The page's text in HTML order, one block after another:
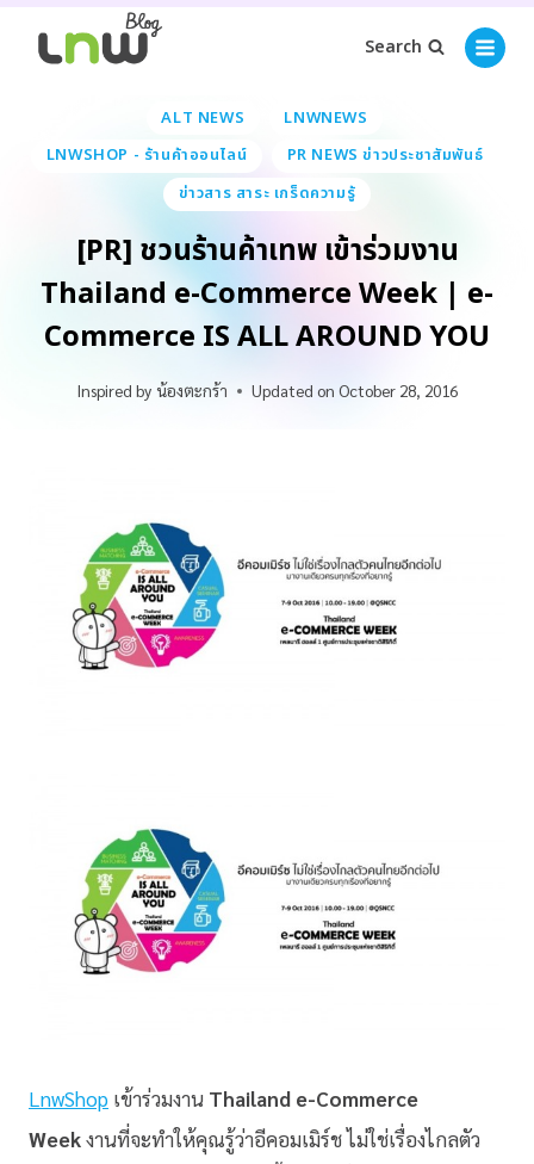
Search
ALT NEWS
LNWNEWS
LNWSHOP - ร้านค้าออนไลน์
PR NEWS ข่าวประชาสัมพันธ์
ข่าวสาร สาระ เกร็ดความรู้
[PR] ชวนร้านค้าเทพ เข้าร่วมงาน
Thailand e-Commerce Week | e-
Commerce IS ALL AROUND YOU
Inspired by น้องตะกร้า Updated on October 28, 2016
LnwShop เข้าร่วมงาน Thailand e-Commerce
Weekงานที่จะทำให้คุณรู้ว่าอีคอมเมิร์ช ไม่ใช่เรื่องไกลตัว